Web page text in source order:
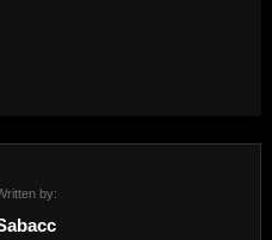
by: